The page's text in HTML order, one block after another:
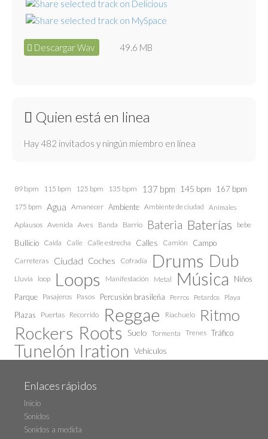
Descargar Wav 49.6 MB
Quien está en linea
Hay 482 invitados y ningún miembro en línea
89 bpm 115 bpm 125 bpm 135 bpm 137 bpm 145 bpm 167 bpm
175 bpm Agua Amanecer Ambiente Ambiente de ciudad Animales
Aplausos Avenida Aves Banda Barrio Bateria Baterías bebe
Bullicio Caida Calle Calle estrecha Calles Camión Campo
Carreteras Ciudad Coches Cofradía Drums Dub
Lluvia loop Loops Manifestación Metal Música
Niños
Parque Pasajeros Pasos Percusión brasileña Perros Petardos Playa
Plazas Puertas Recorrido Reggae Riachuelo Ritmo
Rockers Roots Suelo Tormenta Trenes Tráfico
Tunelón Iration Vehículos
Enlaces rápidos
Inicio
Sonidos
Sonidos a medida